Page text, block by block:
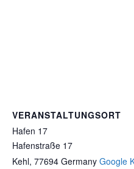
VERANSTALTUNGSORT
Hafen 17
Hafenstraße 17
Kehl, 77694 Germany Google